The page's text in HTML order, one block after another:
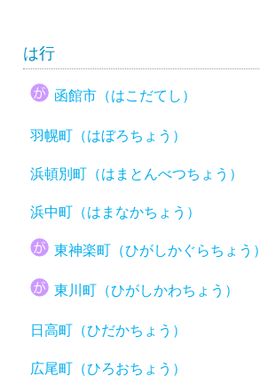
は行
函館市（はこだてし）
羽幌町（はぼろちょう）
浜頓別町（はまとんべつちょう）
浜中町（はまなかちょう）
東神楽町（ひがしかぐらちょう）
東川町（ひがしかわちょう）
日高町（ひだかちょう）
広尾町（ひろおちょう）